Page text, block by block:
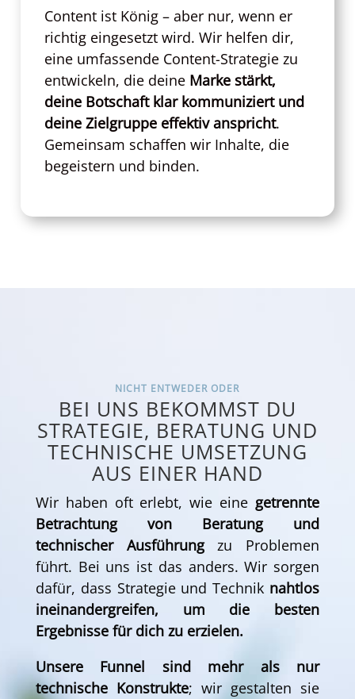
Content ist König – aber nur, wenn er
richtig eingesetzt wird. Wir helfen dir,
eine umfassende Content-Strategie zu
entwickeln, die deine Marke stärkt,
deine Botschaft klar kommuniziert und
deine Zielgruppe effektiv anspricht.
Gemeinsam schaffen wir Inhalte, die
begeistern und binden.
NICHT ENTWEDER ODER
BEI UNS BEKOMMST DU
STRATEGIE, BERATUNG UND
TECHNISCHE UMSETZUNG
AUS EINER HAND
Wir haben oft erlebt, wie einegetrennte
Betrachtung von Beratung und
technischer Ausführungzu Problemen
führt. Bei uns ist das anders. Wir sorgen
dafür, dass Strategie und Technik nahtlos
ineinandergreifen, um die besten
Ergebnisse für dich zu erzielen.
Unsere Funnel sind mehr als nur
technische Konstrukte; wir gestalten sie